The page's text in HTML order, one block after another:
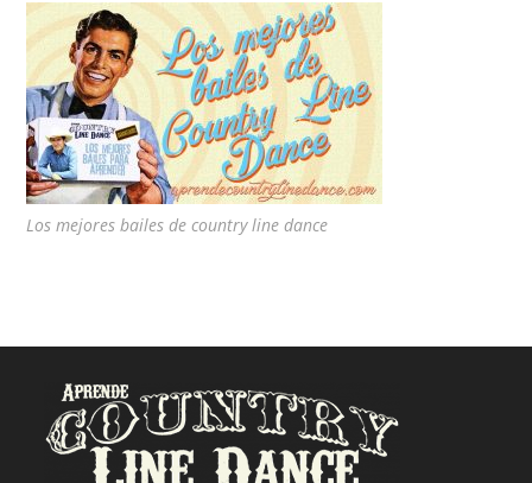
Los mejores bailes de country line dance